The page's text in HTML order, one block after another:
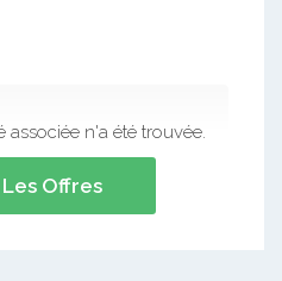
n'a été trouvée.
Offres